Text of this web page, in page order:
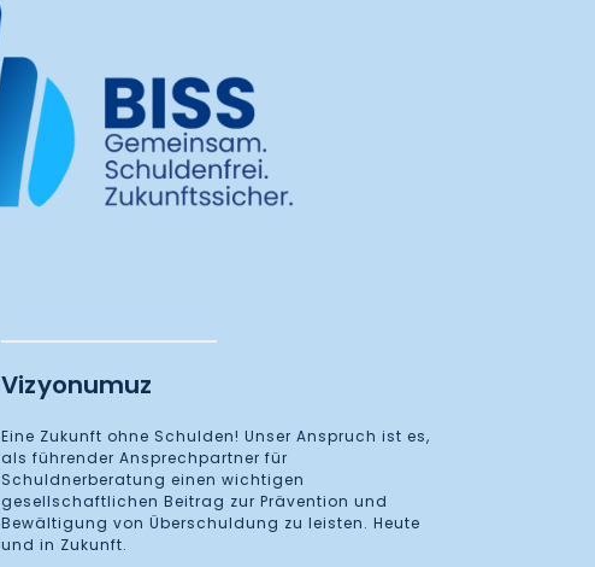
Vizyonumuz
Eine Zukunft ohne Schulden! Unser Anspruch ist es,
als führender Ansprechpartner für
Schuldnerberatung einen wichtigen
gesellschaftlichen Beitrag zur Prävention und
Bewältigung von Überschuldung zu leisten. Heute
und in Zukunft.